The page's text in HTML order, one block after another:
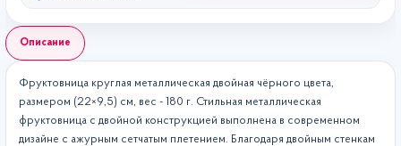
Описание
Фруктовница круглая металлическая двойная чёрного цвета,
размером (22×9,5) см, вес - 180 г. Стильная металлическая
фруктовница с двойной конструкцией выполнена в современном
дизайне с ажурным сетчатым плетением. Благодаря двойным стенкам